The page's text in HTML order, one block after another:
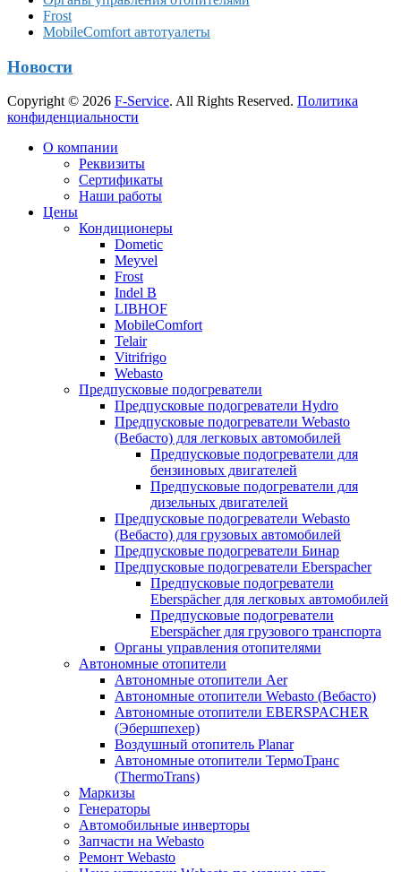
Frost
MobileComfort автотуалеты
Новости
Copyright © 2026 F-Service. All Rights Reserved. Политика
конфиденциальности
вверх
О компании
Реквизиты
Сертификаты
Наши работы
Цены
Кондиционеры
Dometic
Meyvel
Frost
Indel B
LIBHOF
MobileComfort
Telair
Vitrifrigo
Webasto
Предпусковые подогреватели
Предпусковые подогреватели Hydro
Предпусковые подогреватели Webasto
(Вебасто) для легковых автомобилей
Предпусковые подогреватели для
бензиновых двигателей
Предпусковые подогреватели для
дизельных двигателей
Предпусковые подогреватели Webasto
(Вебасто) для грузовых автомобилей
Предпусковые подогреватели Бинар
Предпусковые подогреватели Eberspacher
Предпусковые подогреватели
Eberspächer для легковых автомобилей
Предпусковые подогреватели
Eberspächer для грузового транспорта
Органы управления отопителями
Автономные отопители
Автономные отопители Аer
Автономные отопители Webasto (Вебасто)
Автономные отопители EBERSPACHER
(Эбершпехер)
Воздушный отопитель Planar
Автономные отопители ТермоТранс
(ThermoTrans)
Маркизы
Генераторы
Автомобильные инверторы
Запчасти на Webasto
Ремонт Webasto